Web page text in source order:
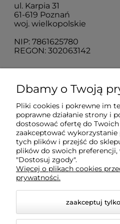
ul. Karpia 31
61-619 Poznań
woj. wielkopolskie
NIP: 7861625780
REGON: 302063142
O nas
Obsługa klienta
Pomoc
Moje konto
Dbamy o Twoją
Pliki cookies i pokrewne im
poprawne działanie strony i
dostosować ofertę do
zaakceptować wykorzystanie
tych plików i przejść do
plików do swoich preferencji,
"Dostosuj zgody".
Więcej o plikach cookies
prywatności.
zaakceptuj